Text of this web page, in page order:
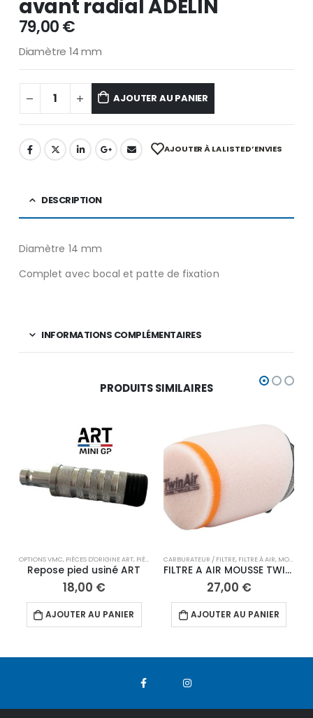
avant radial ADELIN
79,00€
Diamètre 14 mm
AJOUTER AU PANIER
AJOUTER À LA LISTE D’ENVIES
DESCRIPTION
Diamètre 14 mm
Complet avec bocal et patte de fixation
INFORMATIONS COMPLÉMENTAIRES
PRODUITS SIMILAIRES
OPTIONS VMC, PIÈCES D'ORIGINE ART, PIÈCES DÉTACHÉES 10" ,PIÈCES DÉTACHÉES 12",REPOSE
Repose pied usiné ART
18,00 €
AJOUTER AU PANIER
CARBURATEUR / FILTRE, FILTRE À AIR, MOTEUR
FILTRE A AIR MOUSSE TWIN AIR POUR CARBURATEUR POUR PE28
27,00 €
AJOUTER AU PANIER